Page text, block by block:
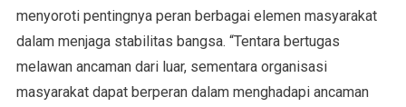
menyoroti pentingnya peran berbagai elemen masyarakat
dalam menjaga stabilitas bangsa. “Tentara bertugas
melawan ancaman dari luar, sementara organisasi
masyarakat dapat berperan dalam menghadapi ancaman